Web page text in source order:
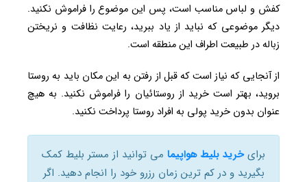
کفش و لباس مناسب است، پس این موضوع را فراموش نکنید.
دیگر موضوعی که نباید از یاد ببرید، رعایت نظافت و نریختن
زباله در طبیعت اطراف این منطقه است.
از آنجایی که نیاز است که قبل از رفتن به این مکان باید به روستا
بروید، بهتر است خرید از روستائیان را فراموش نکنید. به هیچ
عنوان بدون خرید پولی به افراد روستا پرداخت نکنید.
برایخرید بلیط هواپیما می توانید از مستر بلیط کمک
بگیرید و در کم ترین زمان رزرو خود را انجام دهید. اگر